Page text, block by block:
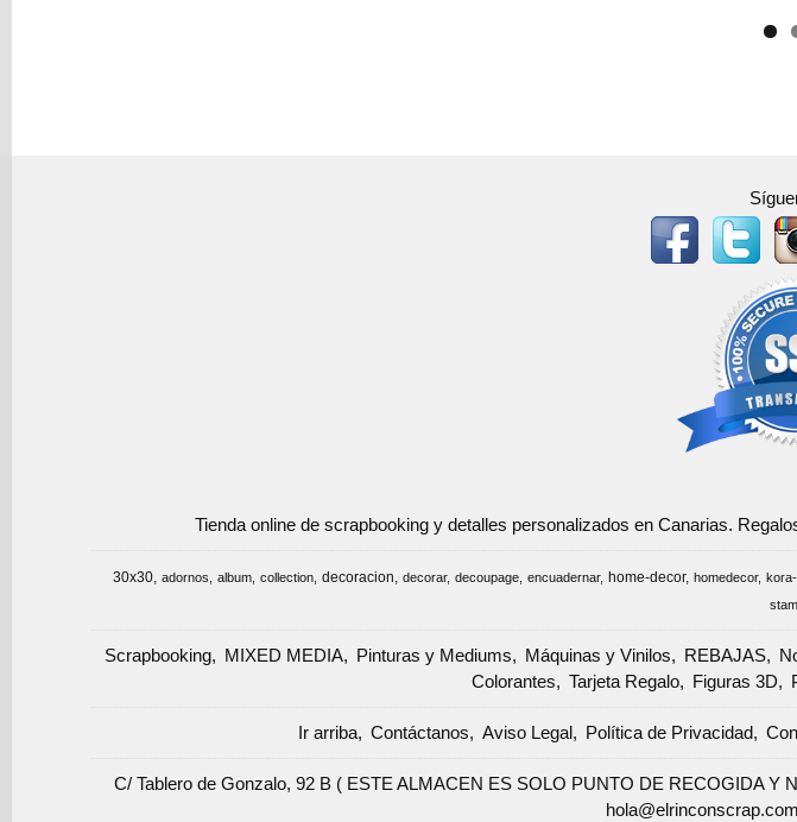
Tienda online de scrapbooking y detalles personalizados en Canarias.
30x30 adornos album collection decoracion decorar decoupage encuadernar home-decor homedecor
Scrapbooking MIXED MEDIA Pinturas y Mediums Máquinas y Vinilos REBAJAS
Colorantes
Tarjeta Regalo Figuras 3D
Ir arriba Contáctanos Aviso Legal Política de Privacidad
C/ Tablero de Gonzalo, 92 B ( ESTE ALMACEN ES SOLO PUNTO DE RECOGIDA